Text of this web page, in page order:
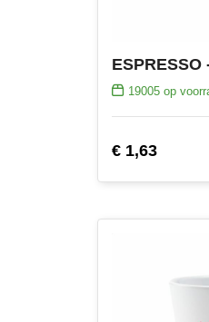
19005op
€ 1,63